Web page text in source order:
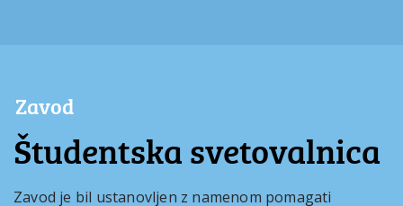
Zavod
Študentska svetovalnica
Zavod je bil ustanovljen z namenom pomagati